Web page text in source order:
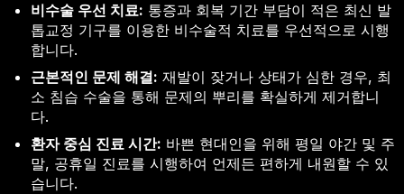
비수술 우선 치료: 통증과 회복 기간 부담이 적은 최신 발
톱교정 기구를 이용한 비수술적 치료를 우선적으로 시행
합니다.
근본적인 문제 해결: 재발이 잦거나 상태가 심한 경우, 최
소 침습 수술을 통해 문제의 뿌리를 확실하게 제거합니
다.
환자 중심 진료 시간: 바쁜 현대인을 위해 평일 야간 및 주
말, 공휴일 진료를 시행하여 언제든 편하게 내원할 수 있
습니다.